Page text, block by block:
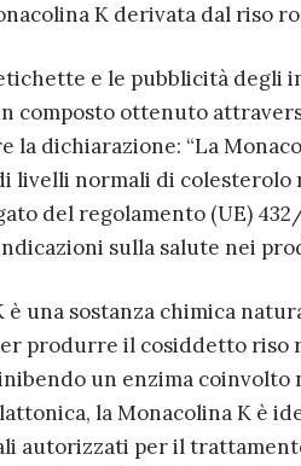
K derivata dal riso
e le pubblicità
composto ottenuto
la dichiarazione: “La
livelli normali di colesterolo
del regolamento (UE)
sulla salute nei
è una sostanza chimica
produrre il cosiddetto riso
un enzima
la Monacolina K è
autorizzati per il